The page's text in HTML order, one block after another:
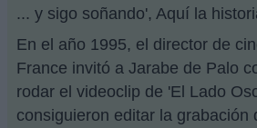
... y sigo soñando', Aquí la
En el año 1995, el director de
France invitó a Jarabe de Palo
rodar el videoclip de 'El Lado
consiguieron editar la grabación